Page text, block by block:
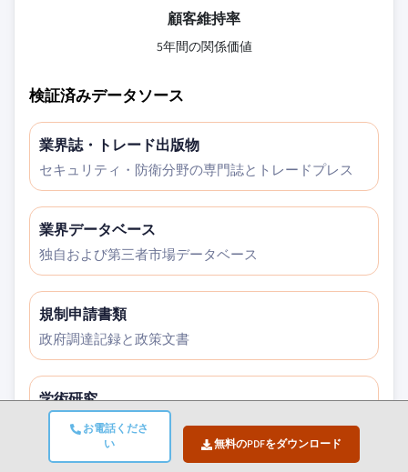
お電話くださ
い
無料のPDFをダウンロード
顧客維持率
5年間の関係価値
検証済みデータソース
業界誌・トレード出版物
セキュリティ・防衛分野の専門誌とトレードプレス
業界データベース
独自および第三者市場データベース
規制申請書類
政府調達記録と政策文書
学術研究
大学研究および専門機関のレポート